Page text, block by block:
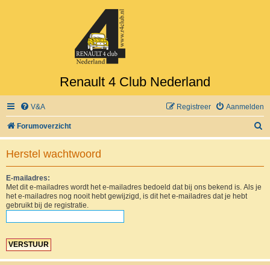
Renault 4 Club Nederland
V&A Aanmelden
Registreer
Forumoverzicht
o
Herstel wachtwoord
E-mailadres:
Met dit e-mailadres wordt het e-mailadres bedoeld dat bij ons bekend is. Als je
het e-mailadres nog nooit hebt gewijzigd, is dit het e-mailadres dat je hebt
gebruikt bij de registratie.